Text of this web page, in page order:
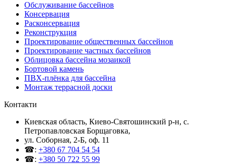
Обслуживание бассейнов
Консервация
Расконсервация
Реконструкция
Проектирование общественных бассейнов
Проектирование частных бассейнов
Облицовка бассейна мозаикой
Бортовой камень
ПВХ-плёнка для бассейна
Монтаж террасной доски
Контакти
Киевская область, Киево-Святошинский р-н, c.
Петропавловская Борщаговка,
ул. Соборная, 2-Б, оф. 11
☎: +380 67 704 54 54
☎: +380 50 722 55 99